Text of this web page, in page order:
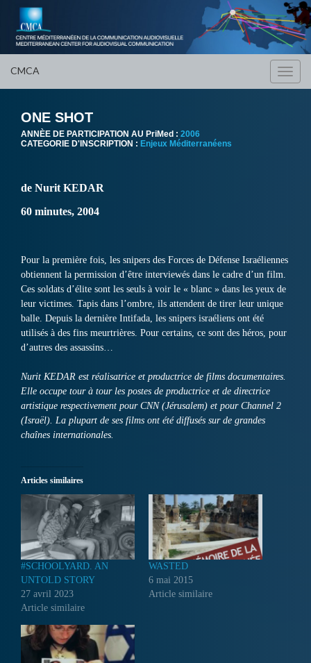
CMCA
ONE SHOT
ANNÈE DE PARTICIPATION AU PriMed : 2006
CATEGORIE D'INSCRIPTION : Enjeux Méditerranéens
de Nurit KEDAR
60 minutes, 2004
Pour la première fois, les snipers des Forces de Défense Israéliennes
obtiennent la permission d’être interviewés dans le cadre d’un film.
Ces soldats d’élite sont les seuls à voir le « blanc » dans les yeux de
leur victimes. Tapis dans l’ombre, ils attendent de tirer leur unique
balle. Depuis la dernière Intifada, les snipers israéliens ont été
utilisés à des fins meurtrières. Pour certains, ce sont des héros, pour
d’autres des assassins…
Nurit KEDAR est réalisatrice et productrice de films documentaires.
Elle occupe tour à tour les postes de productrice et de directrice
artistique respectivement pour CNN (Jérusalem) et pour Channel 2
(Israël). La plupart de ses films ont été diffusés sur de grandes
chaînes internationales.
Articles similaires
#SCHOOLYARD. AN
UNTOLD STORY
27 avril 2023
Article similaire
WASTED
6 mai 2015
Article similaire